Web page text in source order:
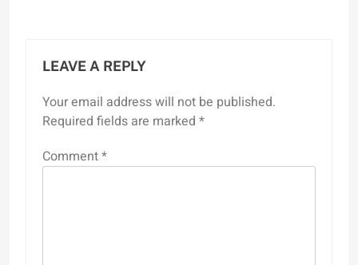
LEAVE A REPLY
Your email address will not be published.
Required fields are marked *
Comment*